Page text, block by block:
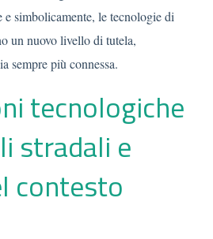
simbolicamente, le tecnologie di
un nuovo livello di tutela,
sempre più connessa.
tecnologiche
stradali e
contesto